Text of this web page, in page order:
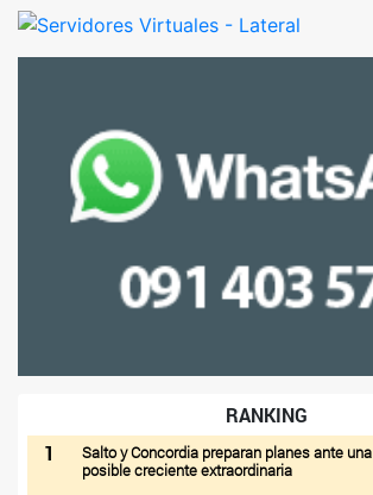
RANKING
1
Salto y Concordia preparan planes ante una
posible creciente extraordinaria